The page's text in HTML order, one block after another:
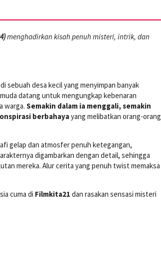
menghadirkan kisah penuh misteri, intrik, dan
sebuah desa kecil yang menyimpan banyak
datang untuk mengungkap kebenaran
warga. Semakin dalam ia menggali, semakin
berbahayayang melibatkan orang-orang
gelap dan atmosfer penuh ketegangan,
digambarkan dengan detail, sehingga
mereka. Alur cerita yang penuh twist memaksa
cuma di Filmkita21 dan rasakan sensasi misteri